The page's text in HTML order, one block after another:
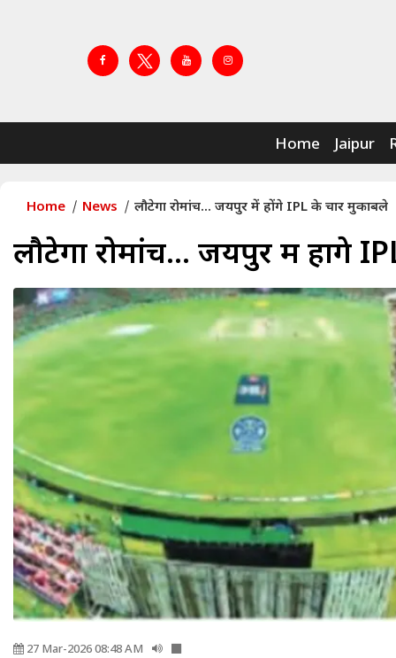
Home Jaipur
Home News लौटेगा रोमांच... जयपुर में होंगे IPL के चार मुकाबले
लौटेगा रोमांच... जयपुर में होंगे
27 Mar-2026 08:48 AM